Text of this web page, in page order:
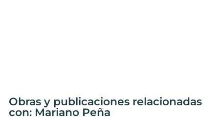
Obras y publicaciones relacionadas
con: Mariano Peña